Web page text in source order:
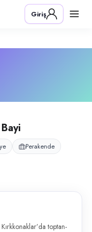
– Şirket Profili
toptan-
Giriş
Perakende
toptan-